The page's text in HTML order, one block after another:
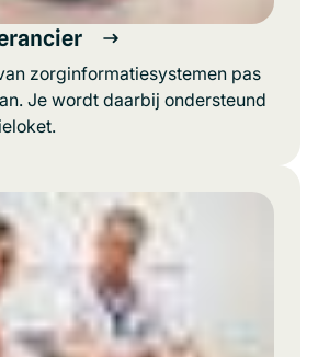
zorginformatiesystemen pas
Je wordt daarbij ondersteund